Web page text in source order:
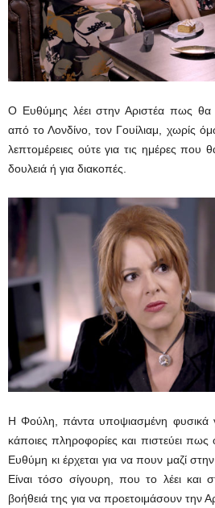
Ο Ευθύμης λέει στην Αριστέα πως θα
από το Λονδίνο, τον Γουίλιαμ, χωρίς
λεπτομέρειες ούτε για τις ημέρες που
δουλειά ή για διακοπές.
Η Φούλη, πάντα υποψιασμένη φυσικά
κάποιες πληροφορίες και πιστεύει
Ευθύμη κι έρχεται για να πουν μαζί
Είναι τόσο σίγουρη, που το λέει και
βοήθειά της για να προετοιμάσουν την